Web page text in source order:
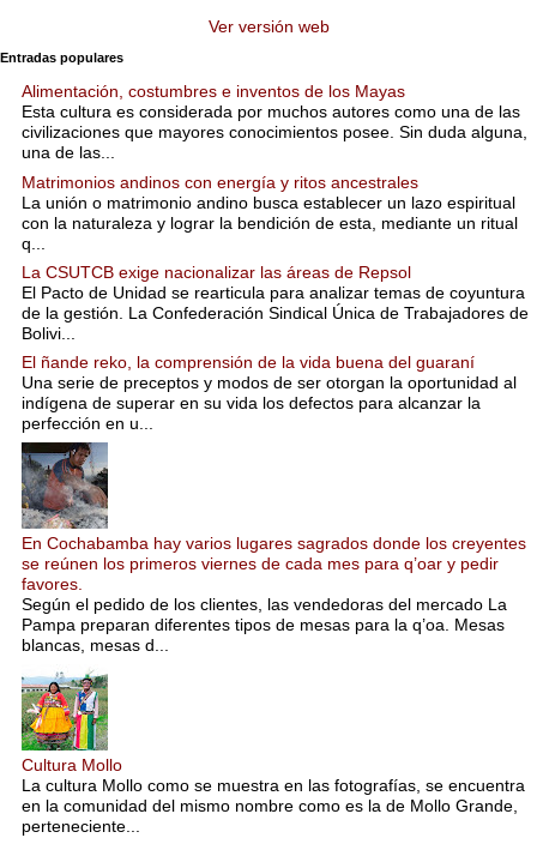
Ver versión web
Entradas populares
Alimentación, costumbres e inventos de los Mayas
Esta cultura es considerada por muchos autores como una de las
civilizaciones que mayores conocimientos posee. Sin duda alguna,
una de las...
Matrimonios andinos con energía y ritos ancestrales
La unión o matrimonio andino busca establecer un lazo espiritual
con la naturaleza y lograr la bendición de esta, mediante un ritual
q...
La CSUTCB exige nacionalizar las áreas de Repsol
El Pacto de Unidad se rearticula para analizar temas de coyuntura
de la gestión. La Confederación Sindical Única de Trabajadores de
Bolivi...
El ñande reko, la comprensión de la vida buena del guaraní
Una serie de preceptos y modos de ser otorgan la oportunidad al
indígena de superar en su vida los defectos para alcanzar la
perfección en u...
En Cochabamba hay varios lugares sagrados donde los creyentes
se reúnen los primeros viernes de cada mes para q’oar y pedir
favores.
Según el pedido de los clientes, las vendedoras del mercado La
Pampa preparan diferentes tipos de mesas para la q’oa. Mesas
blancas, mesas d...
Cultura Mollo
La cultura Mollo como se muestra en las fotografías, se encuentra
en la comunidad del mismo nombre como es la de Mollo Grande,
perteneciente...